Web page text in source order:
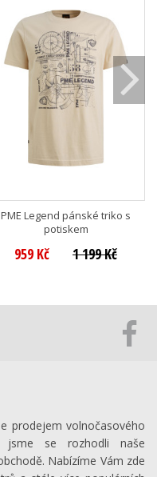
PME Legend pánské triko s
potiskem
959 Kč 1 199 Kč
prodejem volnočasového
jsme se rozhodli naše
Nabízíme Vám zde